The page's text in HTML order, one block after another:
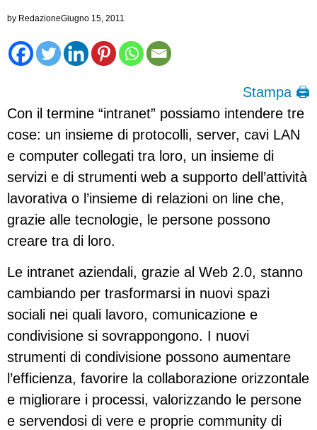
by RedazioneGiugno 15, 2011
Stampa 🖨
Con il termine “intranet” possiamo intendere tre
cose: un insieme di protocolli, server, cavi LAN
e computer collegati tra loro, un insieme di
servizi e di strumenti web a supporto dell’attività
lavorativa o l’insieme di relazioni on line che,
grazie alle tecnologie, le persone possono
creare tra di loro.
Le intranet aziendali, grazie al Web 2.0, stanno
cambiando per trasformarsi in nuovi spazi
sociali nei quali lavoro, comunicazione e
condivisione si sovrappongono. I nuovi
strumenti di condivisione possono aumentare
l’efficienza, favorire la collaborazione orizzontale
e migliorare i processi, valorizzando le persone
e servendosi di vere e proprie community di